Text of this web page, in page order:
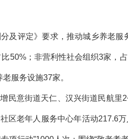
及评定》要求，推动城乡养老
50%；非营利性社会组织3家，
服务设施37家。
民意街道天仁、汉兴街道民航里
区老年人服务中心年活动217.6